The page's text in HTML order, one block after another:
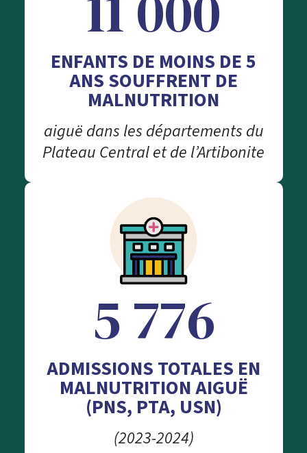
ENFANTS DE MOINS DE 5
ANS SOUFFRENT DE
MALNUTRITION
aiguë dans les départements du
Plateau Central et de l’Artibonite
5 776
ADMISSIONS TOTALES EN
MALNUTRITION AIGUË
(PNS, PTA, USN)
(2023-2024)